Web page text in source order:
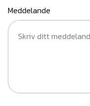
Meddelande